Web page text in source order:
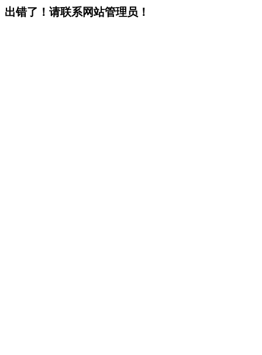
出错了！请联系网站管理员！